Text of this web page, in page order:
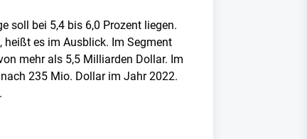
soll bei 5,4 bis 6,0 Prozent liegen.
heißt es im Ausblick. Im Segment
mehr als 5,5 Milliarden Dollar. Im
235 Mio. Dollar im Jahr 2022.